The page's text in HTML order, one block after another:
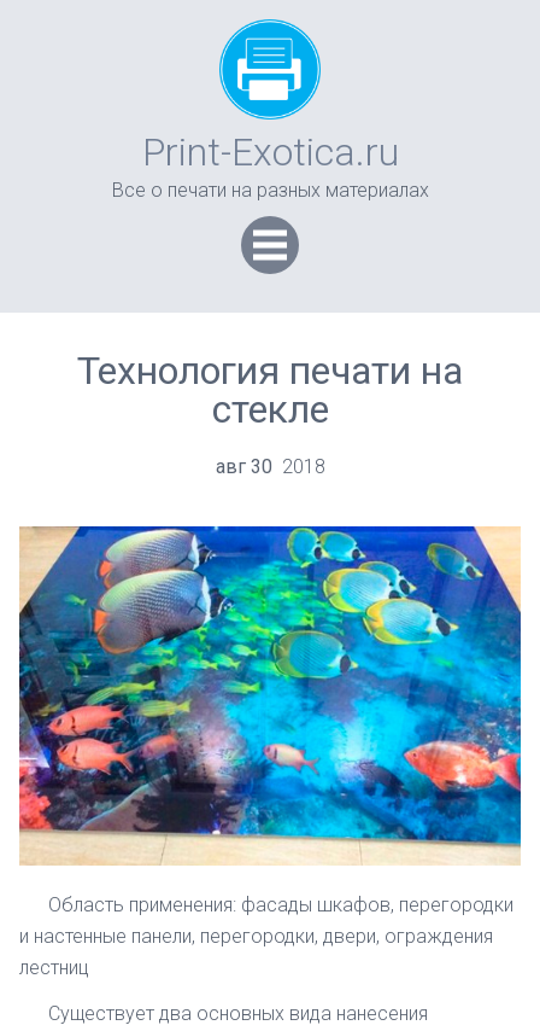
Print-Exotica.ru
Все о печати на разных материалах
Технология печати на
стекле
авг 30 2018
Область применения: фасады шкафов, перегородки
и настенные панели, перегородки, двери, ограждения
лестниц
Существует два основных вида нанесения